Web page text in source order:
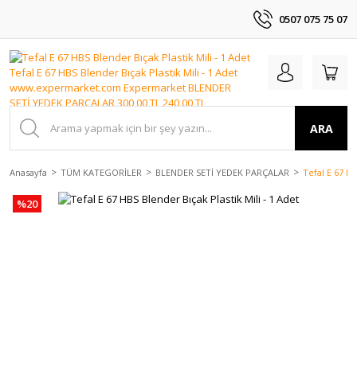
0507 075 75 07
ARA
Anasayfa TÜM KATEGORİLER BLENDER SETİ YEDEK PARÇALAR Tefal E 67
%20